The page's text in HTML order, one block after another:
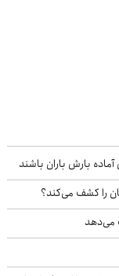
بارش باران باشند
می‌دهد